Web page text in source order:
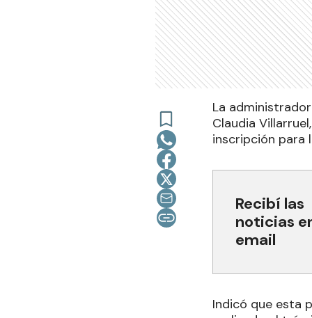
La
Claudia
inscripción para
Recibí las
noticias
email
Indicó que esta